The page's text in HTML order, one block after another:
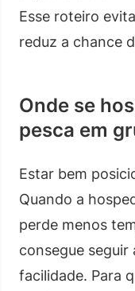
Esse roteiro
reduz a chance
Onde se
pesca em
Estar bem
Quando a
perde menos
consegue seguir
facilidade. Para